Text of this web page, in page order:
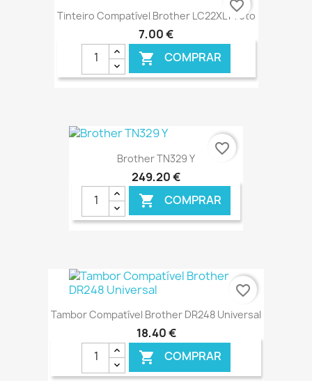
Tinteiro Compatível Brother LC22XL Preto
7,00 €
 COMPRAR
€ ONLINE
favorite_border
Brother TN329 Y
249,20 €
 COMPRAR
€ ONLINE
favorite_border
Tambor Compatível Brother DR248 Universal
18,40 €
 COMPRAR
favorite_border